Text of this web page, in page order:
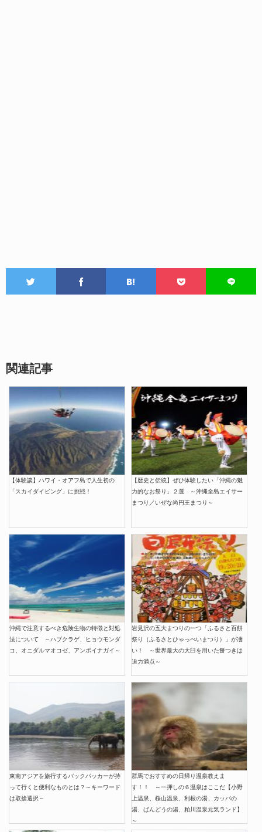
関連記事
【体験談】ハワイ・オアフ島で人生初の
「スカイダイビング」に挑戦！
【歴史と伝統】ぜひ体験したい「沖縄の魅
力的なお祭り」２選 ～沖縄全島エイサー
まつり／いぜな尚円王まつり～
沖縄で注意するべき危険生物の特徴と対処
法について ～ハブクラゲ、ヒョウモンダ
コ、オニダルマオコゼ、アンボイナガイ～
岩見沢の五大まつりの一つ「ふるさと百餅
祭り（ふるさとひゃっぺいまつり）」が凄
い！ ～世界最大の大臼を用いた餅つきは
迫力満点～
東南アジアを旅行するバックパッカーが持
って行くと便利なものとは？～キーワード
は取捨選択～
群馬でおすすめの日帰り温泉教えま
す！！ ～一押しの６温泉はここだ【小野
上温泉、桜山温泉、利根の湯、カッパの
湯、ばんどうの湯、粕川温泉元気ランド】
～